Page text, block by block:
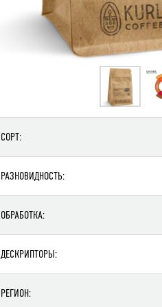
СОРТ:
РАЗНОВИДНОСТЬ:
ОБРАБОТКА:
ДЕСКРИПТОРЫ:
РЕГИОН: